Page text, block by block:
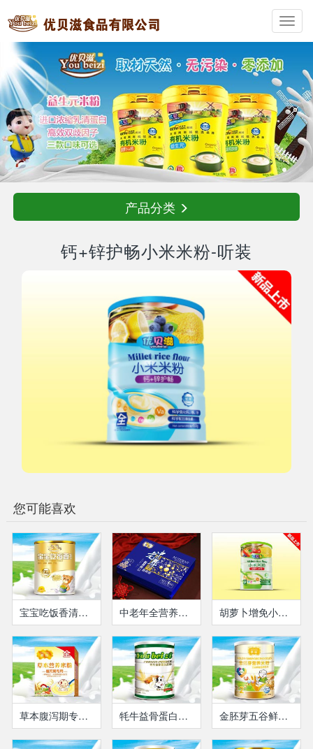
产品分类
钙+锌护畅小米米粉-听装
您可能喜欢
宝宝吃饭香清润宝（瓶装） 中老年全营养营养液 胡萝卜增免小米米粉-听装
草本腹泻期专用米粉 牦牛益骨蛋白质粉 金胚芽五谷鲜蔬益畅米粉